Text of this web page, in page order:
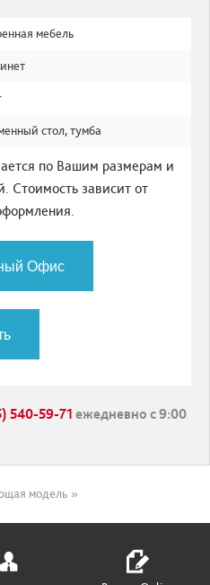
мебель
стол,тумба
по Вашим размерам и
Стоимость зависит от
Офис
540-59-71 ежедневно с 9:00
модель »